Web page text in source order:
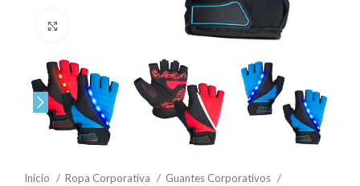
Inicio Ropa Corporativa
Guantes Corporativos